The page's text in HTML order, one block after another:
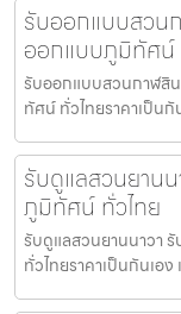
รับออกแบบสวน
ออกแบบภูมิทัศน์
รับออกแบบสวนกาฬสิ
ทัศน์ ทั่วไทยราคาเป็น
รับดูแลสวนยาน
ภูมิทัศน์ ทั่วไทย
รับดูแลสวนยานนาวา
ทั่วไทยราคาเป็นกันเอ